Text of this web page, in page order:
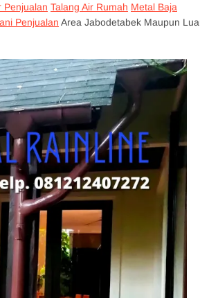
Penjualan Talang Air Rumah Metal Baja
Penjualan Area Jabodetabek Maupun